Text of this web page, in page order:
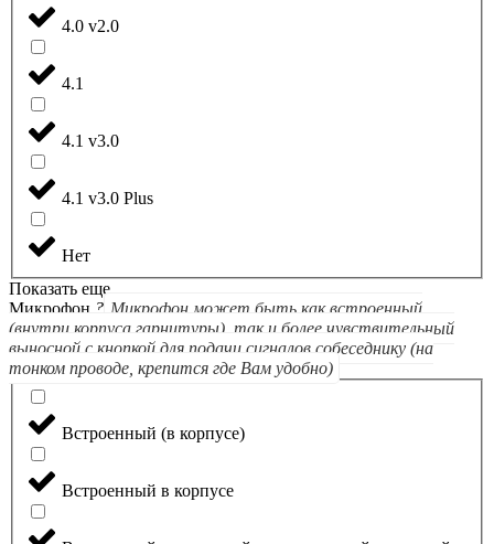
4.0 v2.0
4.1
4.1 v3.0
4.1 v3.0 Plus
Нет
Показать еще
Микрофон ? Микрофон может быть как встроенный
(внутри корпуса гарнитуры), так и более чувствительный
выносной с кнопкой для подачи сигналов собеседнику (на
тонком проводе, крепится где Вам удобно)
Встроенный (в корпусе)
Встроенный в корпусе